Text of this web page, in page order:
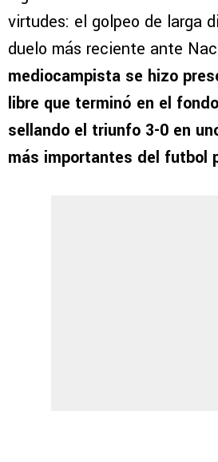
virtudes: el golpeo de larga
duelo más reciente ante
mediocampista se hizo
libre que terminó en el
sellando el triunfo 3-0 en
más importantes del futbol